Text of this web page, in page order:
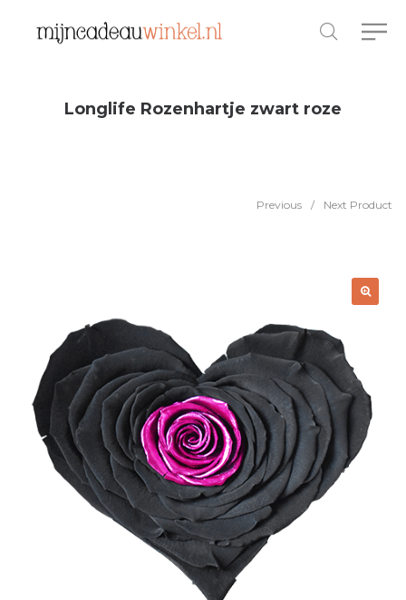
Longlife Rozenhartje zwart roze
Previous / Next Product